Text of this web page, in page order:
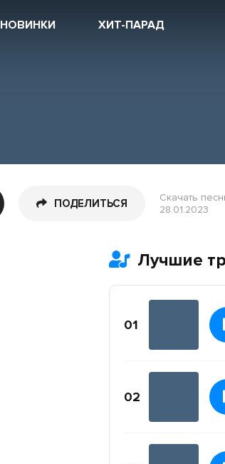
НОВИНКИ ХИТ-ПАРАД
ПОДЕЛИТЬСЯ
Скачать
28.01.2023
Лучшие
01
02